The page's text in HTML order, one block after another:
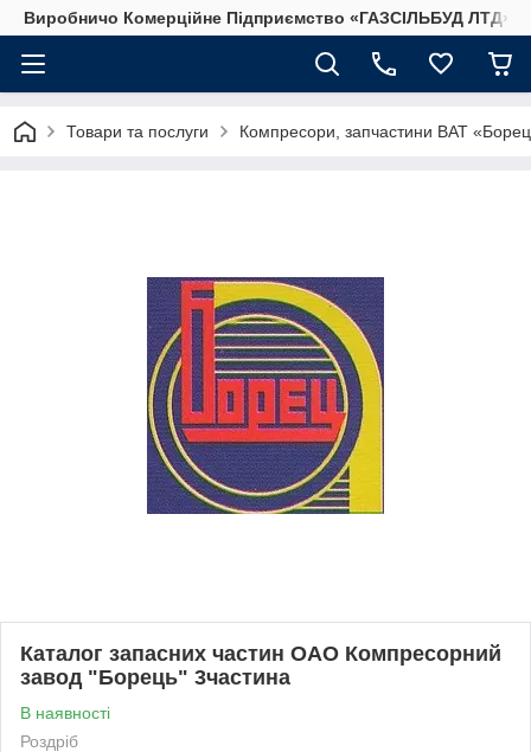
Виробничо Комерційне Підприємство «ГАЗСIЛЬБУД ЛТД»
Товари та послуги Компресори, запчастини ВАТ
Каталог запасних частин ОАО Компресорний
завод "Борець" 3частина
В наявності
Роздріб